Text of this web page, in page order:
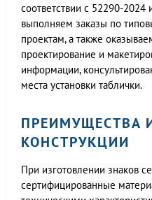
соответствии с 52290-
выполняем заказы по
проектам, а также
проектирование и
информации,
места установки таблички.
ПРЕИМУЩЕСТВА
КОНСТРУКЦИИ
При изготовлении знаков
сертифицированные